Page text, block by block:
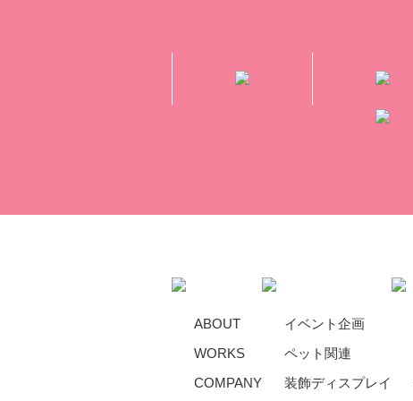
ABOUT
WORKS
COMPANY
イベント企画
ペット関連
装飾ディスプレイ